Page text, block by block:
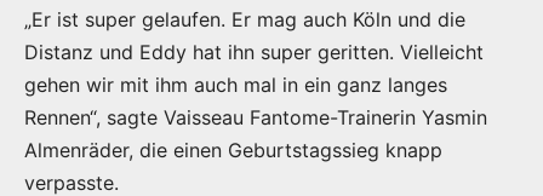
„Er ist super gelaufen. Er mag auch Köln und die
Distanz und Eddy hat ihn super geritten. Vielleicht
gehen wir mit ihm auch mal in ein ganz langes
Rennen“, sagte Vaisseau Fantome-Trainerin Yasmin
Almenräder, die einen Geburtstagssieg knapp
verpasste.